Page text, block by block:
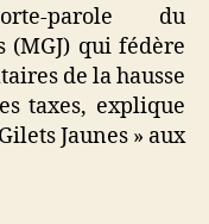
parole du
(MGJ) qui fédère
de la hausse
taxes, explique
Jaunes » aux